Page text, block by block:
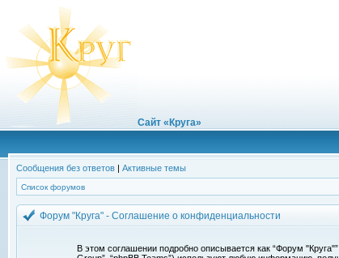
Сайт «Круга»
Сообщения без ответов | Активные темы
Список форумов
Форум "Круга" - Соглашение о конфиденциальности
В этом соглашении подробно описывается как “Форум